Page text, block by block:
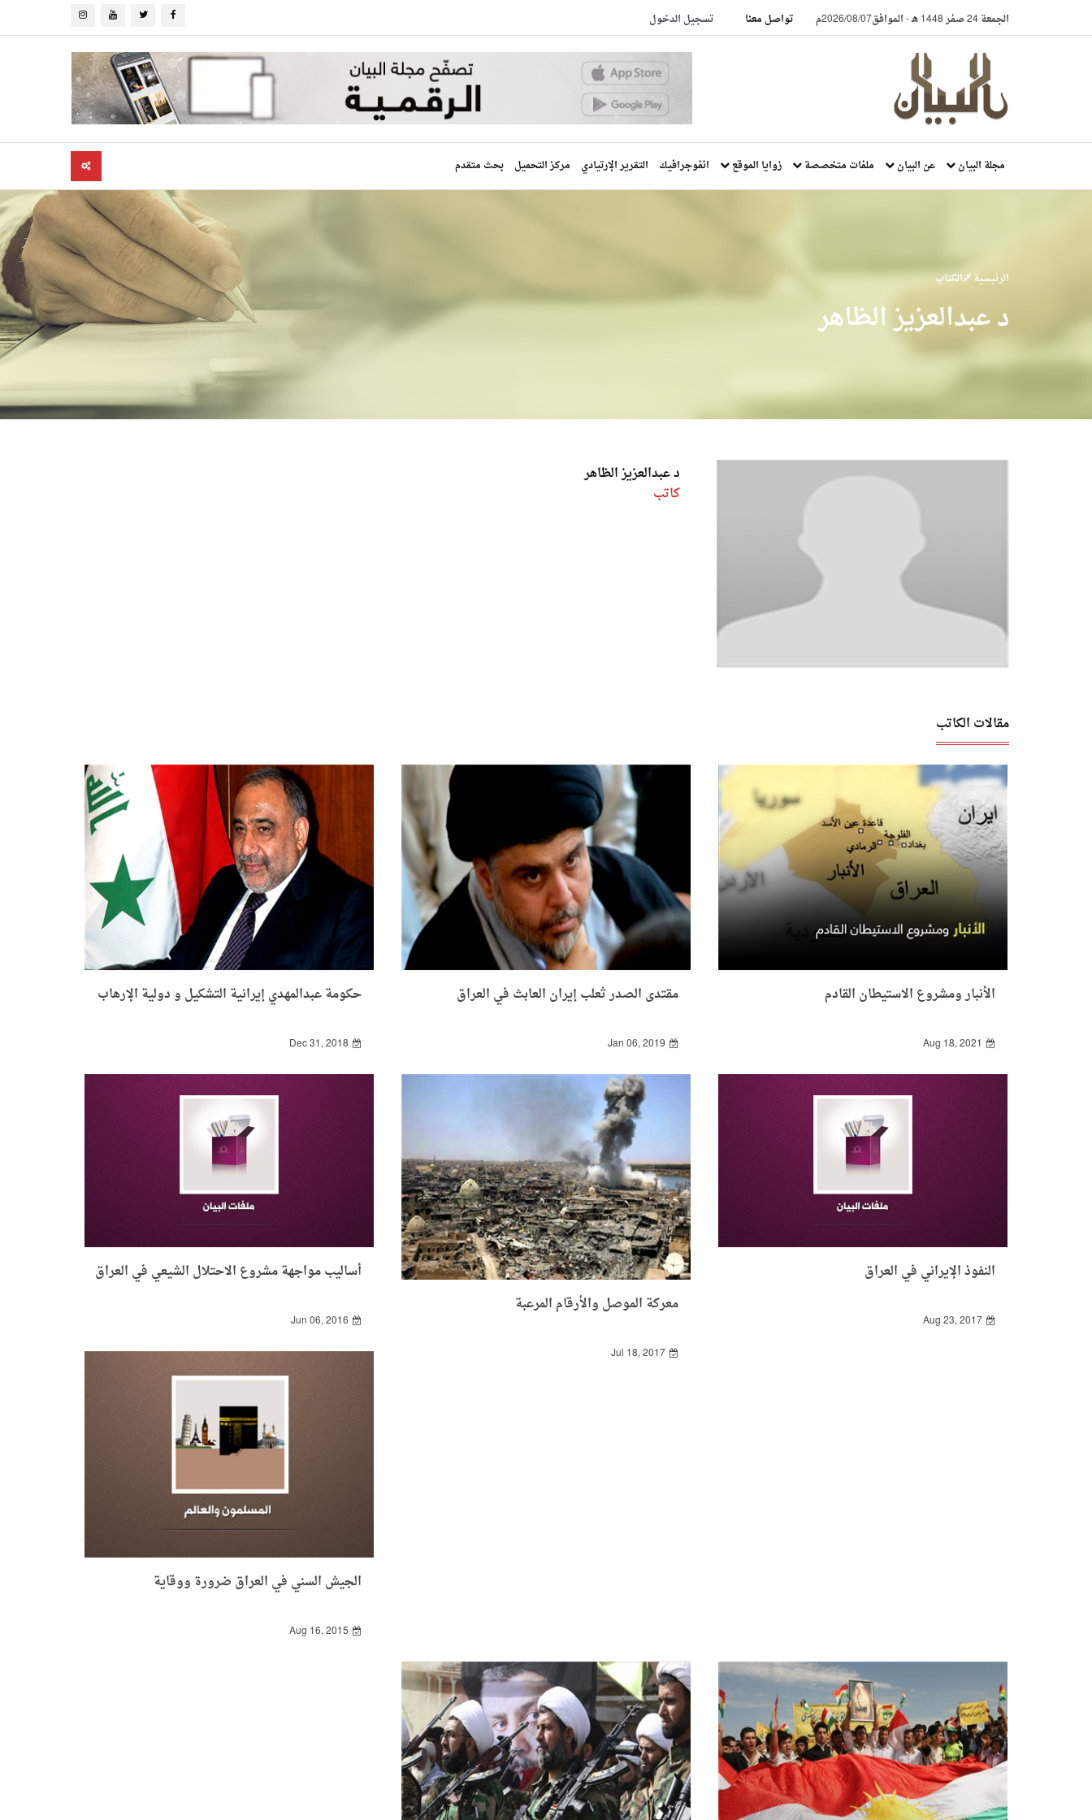
الجمعة 24 صفر 1448 هـ -الموافق2026/08/07م تواصل معنا تسجيل الدخول
مجلة البيان عن البيان ملفات متخصصة زوايا الموقع انفوجرافيك التقرير الإرتيادي مركز التحميل بحث متقدم
الرئيسية الكتاب
د عبدالعزيز الظاهر
د عبدالعزيز الظاهر
كاتب
مقالات الكاتب
الأنبار ومشروع الاستيطان القادم
Aug 18, 2021
مقتدى الصدر ثعلب إيران العابث في العراق
Jan 06, 2019
حكومة عبدالمهدي إيرانية التشكيل و دولية الإرهاب
Dec 31, 2018
النفوذ الإيراني في العراق
Aug 23, 2017
معركة الموصل والأرقام المرعبة
Jul 18, 2017
أساليب مواجهة مشروع الاحتلال الشيعي في العراق
Jun 06, 2016
الجيش السني في العراق ضرورة ووقاية
Aug 16, 2015